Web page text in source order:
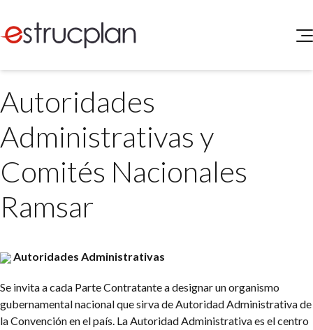
SERVICIOS
Medio Ambiente
Legislación
INGRESAR
Portal de Clientes
Matriz Premium
Autoridades
Administrativas y
Comités Nacionales
Ramsar
Autoridades Administrativas
Se invita a cada Parte Contratante a designar un organismo
gubernamental nacional que sirva de Autoridad Administrativa de
la Convención en el país. La Autoridad Administrativa es el centro